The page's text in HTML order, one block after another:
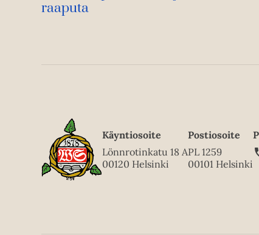
raaputa
Käyntiosoite
Lönnrotinkatu 18 A
00120 Helsinki
Postiosoite
PL 1259
00101 Helsinki